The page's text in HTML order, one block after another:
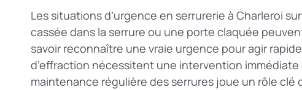
Les situations d’urgence en serrurerie à Charleroi
cassée dans la serrure ou une porte claquée
savoir reconnaître une vraie urgence pour agir
d’effraction nécessitent une intervention immédiate
maintenance régulière des serrures joue un rôle clé